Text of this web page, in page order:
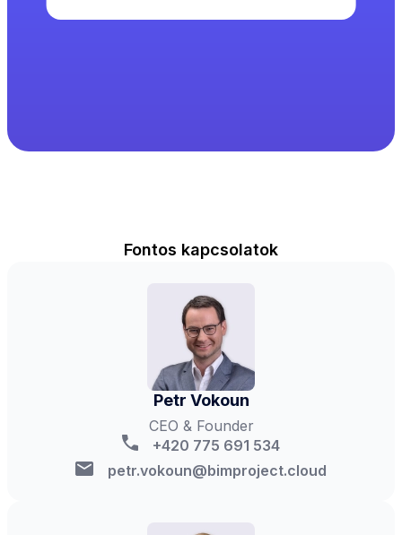
Fontos kapcsolatok
Petr Vokoun
CEO & Founder
+420 775 691 534
petr.vokoun@bimproject.cloud